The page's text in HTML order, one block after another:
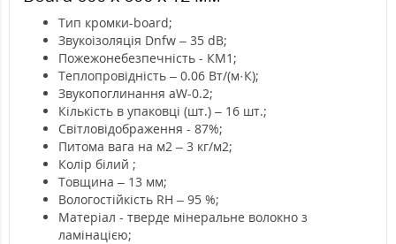
Тип кромки-board;
Звукоізоляція Dnfw – 35 dB;
Пожежонебезпечність - КМ1;
Теплопровідність – 0.06 Вт/(м·К);
Звукопоглинання aW-0.2;
Кількість в упаковці (шт.) – 16 шт.;
Світловідображення - 87%;
Питома вага на м2 – 3 кг/м2;
Колір білий ;
Товщина – 13 мм;
Вологостійкість RH – 95 %;
Матеріал - тверде мінеральне волокно з
ламінацією;